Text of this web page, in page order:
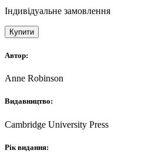
Індивідуальне замовлення
Купити
Автор:
Anne Robinson
Видавництво:
Cambridge University Press
Рік видання: